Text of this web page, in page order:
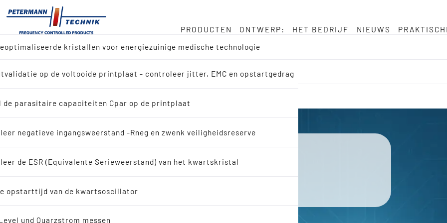
PRODUCTEN ONTWERP: HET BEDRIJF NIEUWS
kristallen voor energiezuinige medische technologie
op de voltooide printplaat - controleer jitter, EMC en opstartgedrag
de parasitaire capaciteiten Cpar op de printplaat
negatieve ingangsweerstand -Rneg en zwenk veiligheidsreserve
de ESR (Equivalente Serieweerstand) van het kwartskristal
opstarttijd van de kwartsoscillator
und Quarzstrom messen
Laatste nieuws en
ontwikkelingen